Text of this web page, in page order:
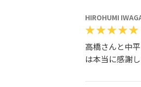
HIROHUMI
高橋さんと中
は本当に感謝